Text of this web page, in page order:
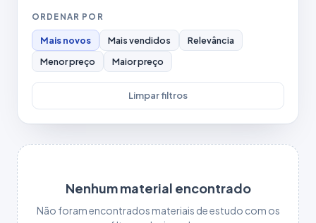
ORDENAR POR
Mais novos Mais vendidos
Relevância
Menor preço
Maior preço
Limpar filtros
Nenhum material encontrado
Não foram encontrados materiais de estudo com os